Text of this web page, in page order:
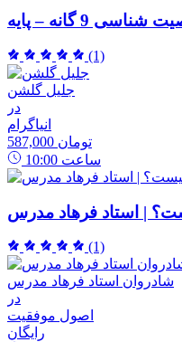
9 گانه – پایه
(1)
جلیل گلشن
در
انیاگرام
587,000 تومان
10:00 ساعت
| استاد فرهاد مدرس
(1)
شادروان استاد فرهاد مدرس
در
اصول موفقیت
رایگان